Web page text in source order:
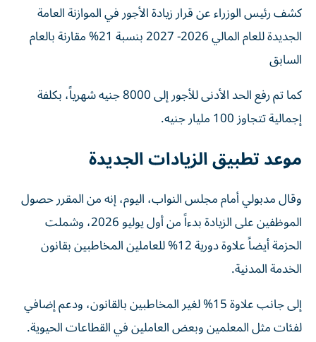
كشف رئيس الوزراء عن قرار زيادة الأجور في الموازنة العامة
الجديدة للعام المالي 2026- 2027 بنسبة 21% مقارنة بالعام
السابق
كما تم رفع الحد الأدنى للأجور إلى 8000 جنيه شهرياً، بكلفة
إجمالية تتجاوز 100 مليار جنيه.
موعد تطبيق الزيادات الجديدة
وقال مدبولي أمام مجلس النواب، اليوم، إنه من المقرر حصول
الموظفين على الزيادة بدءاً من أول يوليو 2026، وشملت
الحزمة أيضاً علاوة دورية 12% للعاملين المخاطبين بقانون
الخدمة المدنية.
إلى جانب علاوة 15% لغير المخاطبين بالقانون، ودعم إضافي
لفئات مثل المعلمين وبعض العاملين في القطاعات الحيوية.